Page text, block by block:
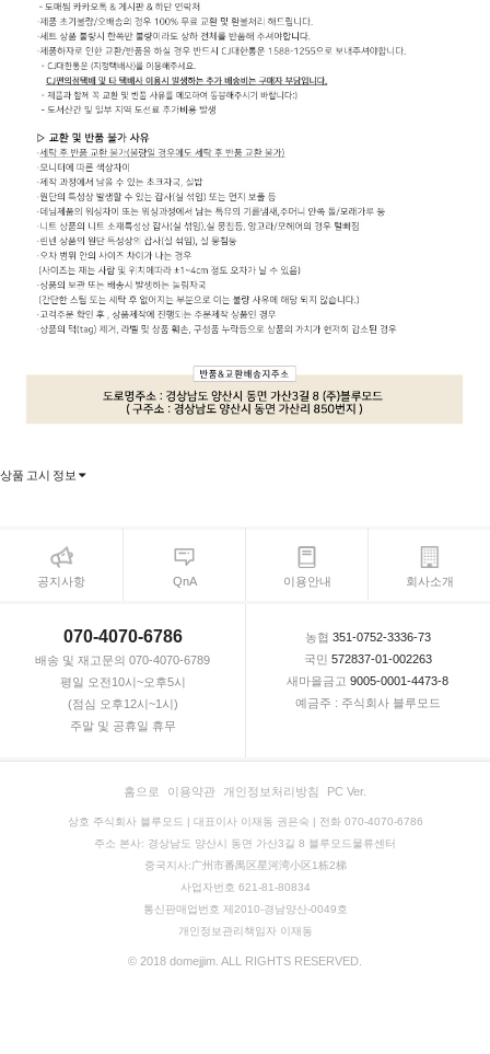
상품 고시 정보
공지사항 QnA 이용안내 회사소개
070-4070-6786
배송 및 재고문의 070-4070-6789
평일 오전10시~오후5시
(점심 오후12시~1시)
주말 및 공휴일 휴무
농협 351-0752-3336-73
국민 572837-01-002263
새마을금고 9005-0001-4473-8
예금주 : 주식회사 블루모드
홈으로 이용약관 개인정보처리방침 PC Ver.
상호 주식회사 블루모드 | 대표이사 이재동 권은숙 | 전화 070-4070-6786
주소 본사: 경상남도 양산시 동면 가산3길 8 블루모드물류센터
중국지사:广州市番禺区星河湾小区1栋2梯
사업자번호 621-81-80834
통신판매업번호 제2010-경남양산-0049호
개인정보관리책임자 이재동
© 2018 domejjim. ALL RIGHTS RESERVED.